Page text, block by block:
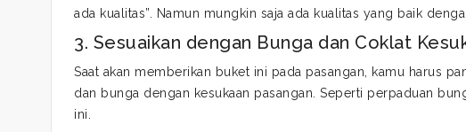
ada kualitas”. Namun mungkin saja ada kualitas yang baik
3. Sesuaikan dengan Bunga dan Coklat
Saat akan memberikan buket ini pada pasangan, kamu harus
dan bunga dengan kesukaan pasangan. Seperti perpaduan
ini.